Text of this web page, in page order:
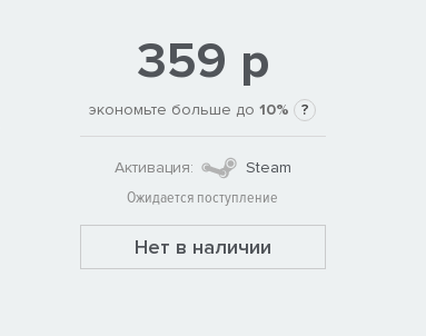
359 р
экономьте больше до10% ?
Активация:
Steam
Ожидается поступление
Нет в наличии